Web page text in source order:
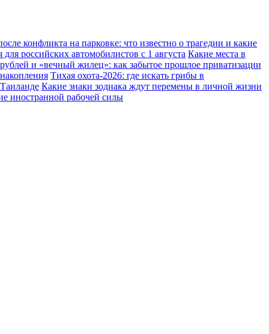
конфликта на парковке: что известно о трагедии и какие
российских автомобилистов с 1 августа Какие места в
и «вечный жилец»: как забытое прошлое приватизации
Тихая охота-2026: где искать грибы в
Какие знаки зодиака ждут перемены в личной жизни
иностранной рабочей силы